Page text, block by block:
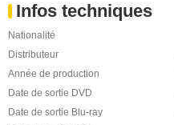
Infos techniques
Nationalité
Distributeur
Année de production
Date de sortie DVD
Date de sortie Blu-ray